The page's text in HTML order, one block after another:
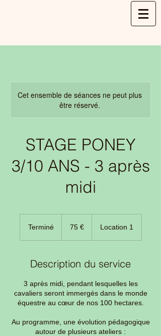
Cet ensemble de séances ne peut plus
être réservé.
STAGE PONEY
3/10 ANS - 3 après
midi
TerminéT
i
é
75 € Location 1
Description du service
3 après midi, pendant lesquelles les
cavaliers seront immergés dans le monde
équestre au cœur de nos 100 hectares.
Au programme, une évolution pédagogique
autour de plusieurs ateliers :